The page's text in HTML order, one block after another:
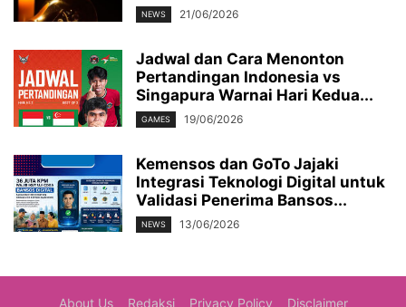
NEWS 21/06/2026
Jadwal dan Cara Menonton
Pertandingan Indonesia vs
Singapura Warnai Hari Kedua...
GAMES 19/06/2026
Kemensos dan GoTo Jajaki
Integrasi Teknologi Digital untuk
Validasi Penerima Bansos...
NEWS 13/06/2026
About Us Redaksi Privacy Policy Disclaimer